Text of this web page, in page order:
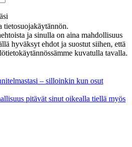
ja sinulla on aina mahdollisuus
hyväksyt ehdot ja suostut siihen, että
kuvatulla tavalla.
– silloinkin kun osut
pitävät sinut oikealla tiellä myös